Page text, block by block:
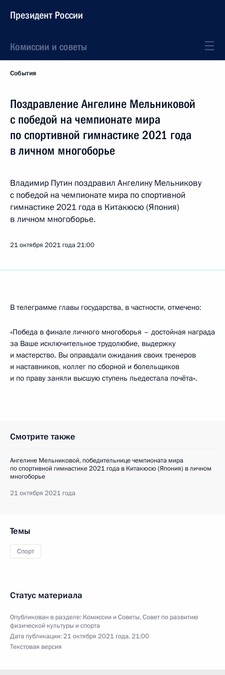
Президент России
Комиссии и советы
События
Поздравление Ангелине Мельниковой
с победой на чемпионате мира
по спортивной гимнастике 2021 года
в личном многоборье
Владимир Путин поздравил Ангелину Мельникову
с победой на чемпионате мира по спортивной
гимнастике 2021 года в Китакюсю (Япония)
в личном многоборье.
21 октября 2021 года21:00
В телеграмме главы государства, в частности, отмечено:
«Победа в финале личного многоборья – достойная награда
за Ваше исключительное трудолюбие, выдержку
и мастерство. Вы оправдали ожидания своих тренеров
и наставников, коллег по сборной и болельщиков
и по праву заняли высшую ступень пьедестала почёта».
Смотрите также
Ангелине Мельниковой, победительнице чемпионата мира
по спортивной гимнастике 2021 года в Китакюсю (Япония) в личном
многоборье
21 октября 2021 года
Темы
Спорт
Статус материала
Опубликован в разделе: Комиссии и Советы,Совет по развитию
физической культуры и спорта
Дата публикации:21 октября 2021 года, 21:00
Текстовая версия